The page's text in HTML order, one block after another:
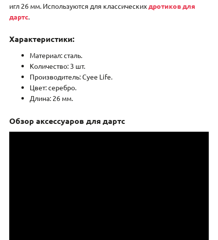
игл 26 мм. Используются для классическихдротиков для
дартс.
Характеристики:
Материал: сталь.
Количество: 3 шт.
Производитель: Cyee Life.
Цвет: серебро.
Длина: 26 мм.
Обзор аксессуаров для дартс